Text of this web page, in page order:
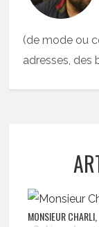
(de mode ou
adresses, des
MONSIEUR